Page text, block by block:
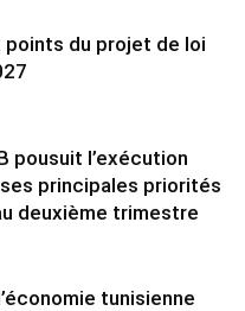
points du projet de loi
pousuit l’exécution
principales priorités
deuxième trimestre
tunisienne